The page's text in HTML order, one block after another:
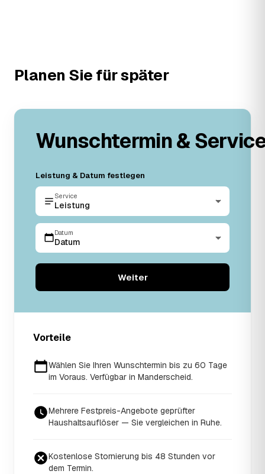
Planen Sie für später
Wunschtermin &
Leistung & Datum festlegen
Service
Leistung
Datum
Datum
Weiter
Vorteile
Wählen Sie Ihren Wunschtermin bis zu 60 Tage
im Voraus. Verfügbar in Manderscheid.
Mehrere Festpreis-Angebote geprüfter
Haushaltsauflöser — Sie vergleichen in Ruhe.
Kostenlose Stornierung bis 48 Stunden vor
dem Termin.